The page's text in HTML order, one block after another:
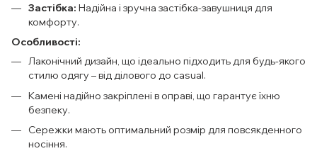
Застібка: Надійна і зручна застібка-завушниця для
комфорту.
Особливості:
Лаконічний дизайн, що ідеально підходить для будь-якого
стилю одягу – від ділового до casual.
Камені надійно закріплені в оправі, що гарантує їхню
безпеку.
Сережки мають оптимальний розмір для повсякденного
носіння.